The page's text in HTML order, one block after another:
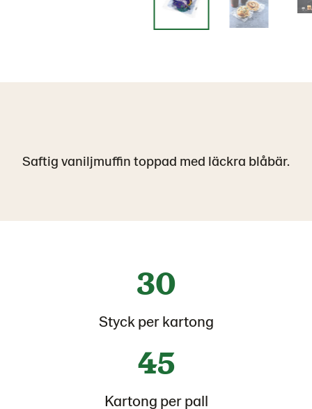
Saftig vaniljmuffin toppad med läckra blåbär.
30
Styck per kartong
45
Kartong per pall